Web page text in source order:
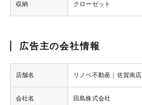
収納 クローゼット
広告主の会社情報
店舗名 リノベ不動産｜佐賀南店
会社名 田島株式会社